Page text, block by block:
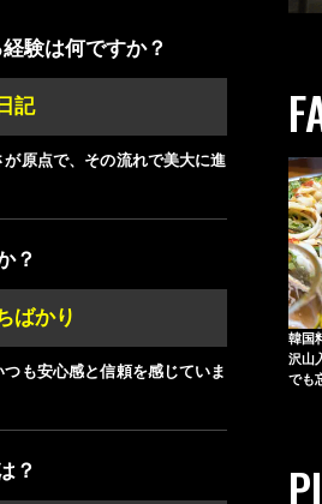
験は何ですか？
記
原点で、その流れで美大に進
？
ばかり
も安心感と信頼を感じていま
？
韓国
沢山
でも